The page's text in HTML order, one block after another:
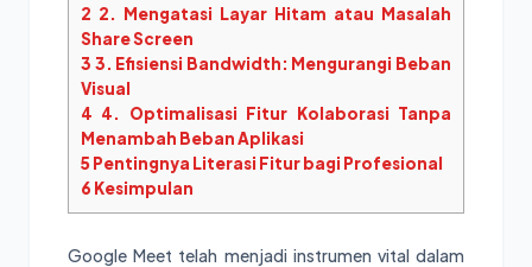
2 2. Mengatasi Layar Hitam atau Masalah
Share Screen
3 3. Efisiensi Bandwidth: Mengurangi Beban
Visual
4 4. Optimalisasi Fitur Kolaborasi Tanpa
Menambah Beban Aplikasi
5Pentingnya Literasi Fitur bagi Profesional
6 Kesimpulan
Google Meet telah menjadi instrumen vital dalam